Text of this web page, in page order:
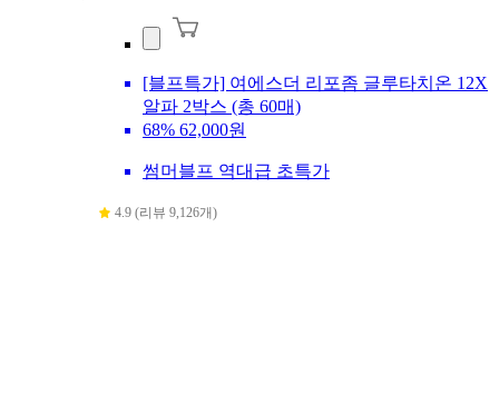
[블프특가] 여에스더 리포좀 글루타치온 12X
알파 2박스 (총 60매)
68% 62,000원
썸머블프 역대급 초특가
4.9 (리뷰 9,126개)